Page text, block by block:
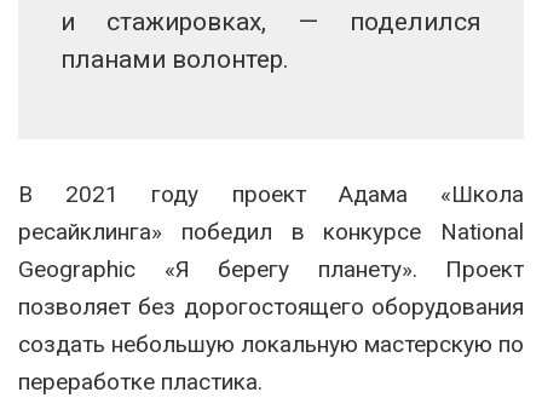
и стажировках, — поделился
планами волонтер.
В 2021 году проект Адама «Школа
ресайклинга» победил в конкурсе National
Geographic «Я берегу планету». Проект
позволяет без дорогостоящего оборудования
создать небольшую локальную мастерскую по
переработке пластика.